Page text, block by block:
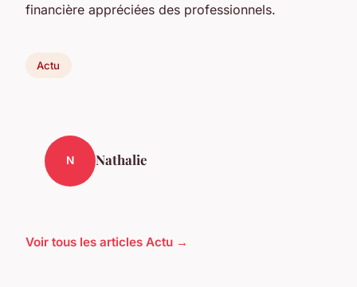
financière appréciées des professionnels.
Actu
N Nathalie
Voir tous les articles Actu →